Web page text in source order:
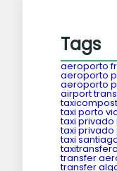
Tags
aeroporto
aeroporto
aeroporto
airport
taxi porto
taxi privado
taxi
taxi
transfer
transfer